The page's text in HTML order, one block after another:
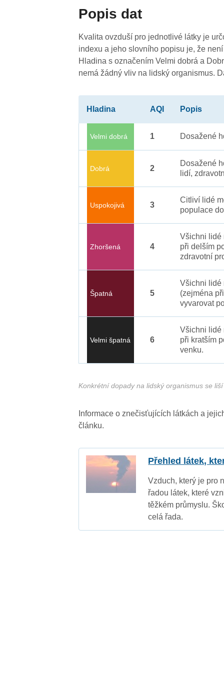
Popis dat
Kvalita ovzduší pro jednotlivé látky je
indexu a jeho slovního popisu je, že
Hladina s označením Velmi dobrá a
nemá žádný vliv na lidský organismus.
Hladina AQI Popis
Velmi dobrá 1 Dosažené
Dobrá 2
Dosažené
lidí,
Uspokojivá 3
Citliví lidé
populace
Zhoršená 4
Všichni lidé
při delším
zdravotní
Špatná 5
Všichni lidé
(zejména
vyvarovat
Velmi špatná 6
Všichni lidé
při kratším
venku.
Konkrétní dopady na lidský organismus se
Informace o znečisťujících látkách a
článku.
Přehled látek,
Vzduch, který je pro
řadou látek, které
těžkém průmyslu.
celá řada.